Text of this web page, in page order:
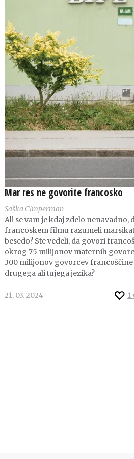
Mar res ne govorite francosko
Saška Cimperman
Ali se vam je kdaj zdelo nenavadno,
francoskem filmu razumeli
besedo? Ste vedeli, da govori
okrog 75 milijonov maternih
300 milijonov govorcev
drugega ali tujega jezika?
1
21. 03. 2024